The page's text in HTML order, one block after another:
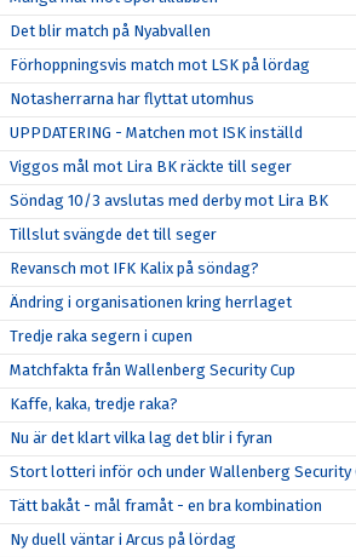
Det blir match på Nyabvallen
Förhoppningsvis match mot LSK på lördag
Notasherrarna har flyttat utomhus
UPPDATERING - Matchen mot ISK inställd
Viggos mål mot Lira BK räckte till seger
Söndag 10/3 avslutas med derby mot Lira BK
Tillslut svängde det till seger
Revansch mot IFK Kalix på söndag?
Ändring i organisationen kring herrlaget
Tredje raka segern i cupen
Matchfakta från Wallenberg Security Cup
Kaffe, kaka, tredje raka?
Nu är det klart vilka lag det blir i fyran
Stort lotteri inför och under Wallenberg Security
Tätt bakåt - mål framåt - en bra kombination
Ny duell väntar i Arcus på lördag